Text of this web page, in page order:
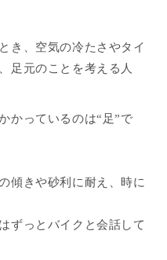
き、空気の冷たさやタイ
足元のことを考える人
かっているのは“足”で
傾きや砂利に耐え、時に
ずっとバイクと会話して